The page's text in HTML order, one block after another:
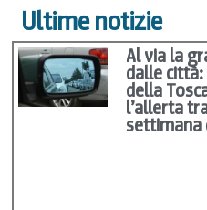
Ultime notizie
Al via la
dalle
della
l’allerta
settimana